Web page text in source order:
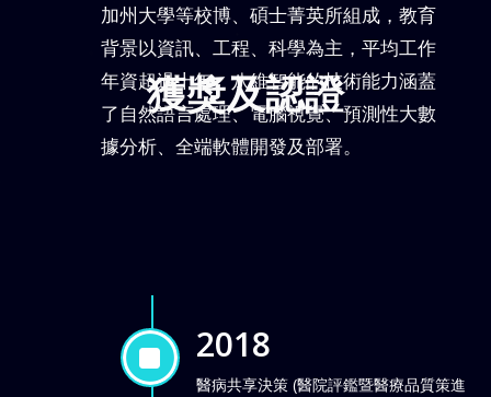
加州大學等校博、碩士菁英所組成，教育
背景以資訊、工程、科學為主，平均工作
年資超過十年。八維智能的技術能力涵蓋
了自然語言處理、電腦視覺、預測性大數
據分析、全端軟體開發及部署。
獲獎及認證
] 2018
醫病共享決策 (醫院評鑑暨醫療品質策進